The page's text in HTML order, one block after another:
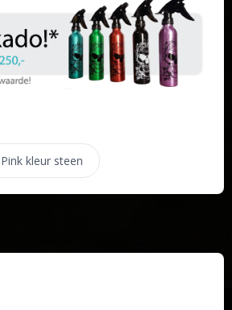
kleur steen